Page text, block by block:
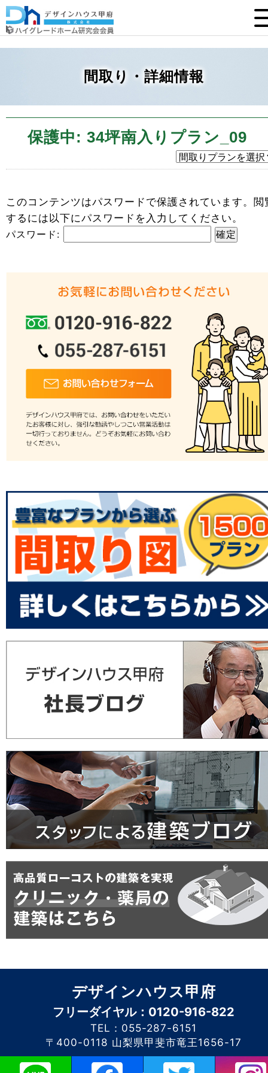
間取り・詳細情報
保護中: 34坪南入りプラン_09
このコンテンツはパスワードで保護されています。閲
するには以下にパスワードを入力してください。
パスワード:
デザインハウス甲府
フリーダイヤル：0120-916-822
TEL：055-287-6151
〒400-0118 山梨県甲斐市竜王1656-17
このホームページに掲載されるコンテンツの無断転載を禁止いたします。デザイン